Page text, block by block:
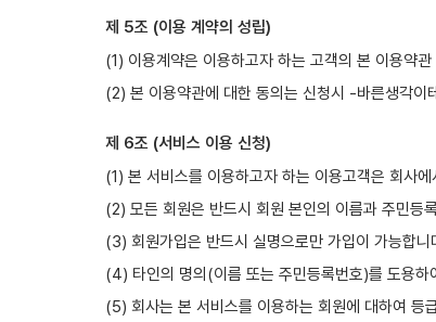
제 5조 (이용 계약의 성립)
(1) 이용계약은 이용하고자 하는 고객의 본 이용약
(2) 본 이용약관에 대한 동의는 신청시 -바른생각
제 6조 (서비스 이용 신청)
(1) 본 서비스를 이용하고자 하는 이용고객은 회사
(2) 모든 회원은 반드시 회원 본인의 이름과 주민등
(3) 회원가입은 반드시 실명으로만 가입이 가능합니
(4) 타인의 명의(이름 또는 주민등록번호)를 도용
(5) 회사는 본 서비스를 이용하는 회원에 대하여 등